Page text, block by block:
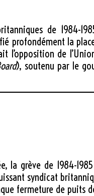
de 1984-
profondément la
l’opposition de
), soutenu par le
la grève de 1984-
syndicat
fermeture de puits